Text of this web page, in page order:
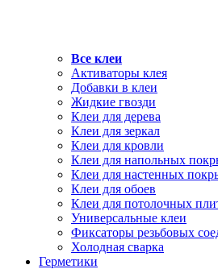
Все клеи
Активаторы клея
Добавки в клеи
Жидкие гвозди
Клеи для дерева
Клеи для зеркал
Клеи для кровли
Клеи для напольных
Клеи для настенных
Клеи для обоев
Клеи для потолочных
Универсальные клеи
Фиксаторы резьбовых
Холодная сварка
Герметики